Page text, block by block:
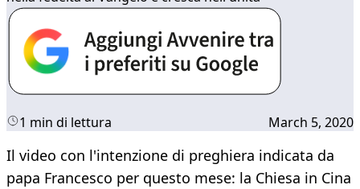
1 min di lettura March 5, 2020
Il video con l'intenzione di preghiera indicata da
papa Francesco per questo mese: la Chiesa in Cina